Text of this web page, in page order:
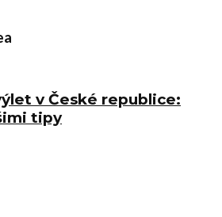
v České republice:
tipy